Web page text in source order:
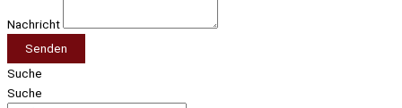
Nachricht
Senden
Suche
Suche